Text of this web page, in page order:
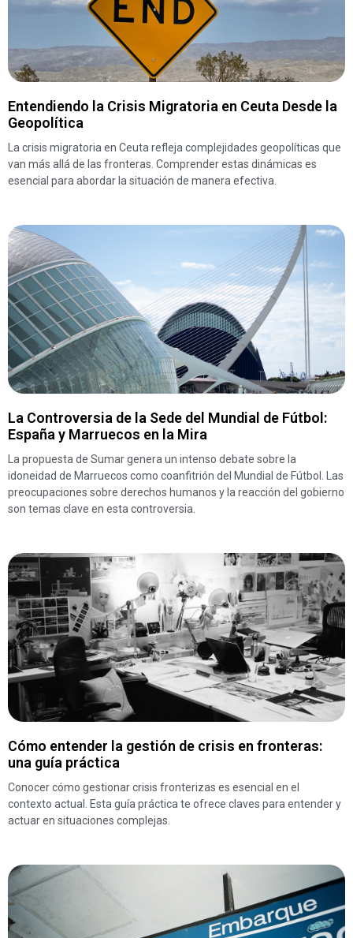
Entendiendo la Crisis Migratoria en Ceuta Desde la
Geopolítica
La crisis migratoria en Ceuta refleja complejidades geopolíticas que
van más allá de las fronteras. Comprender estas dinámicas es
esencial para abordar la situación de manera efectiva.
La Controversia de la Sede del Mundial de Fútbol:
España y Marruecos en la Mira
La propuesta de Sumar genera un intenso debate sobre la
idoneidad de Marruecos como coanfitrión del Mundial de Fútbol. Las
preocupaciones sobre derechos humanos y la reacción del gobierno
son temas clave en esta controversia.
Cómo entender la gestión de crisis en fronteras:
una guía práctica
Conocer cómo gestionar crisis fronterizas es esencial en el
contexto actual. Esta guía práctica te ofrece claves para entender y
actuar en situaciones complejas.